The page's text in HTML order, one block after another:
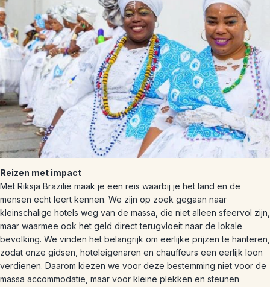
Reizen met impact
Met Riksja Brazilië maak je een reis waarbij je het land en de
mensen echt leert kennen. We zijn op zoek gegaan naar
kleinschalige hotels weg van de massa, die niet alleen sfeervol zijn,
maar waarmee ook het geld direct terugvloeit naar de lokale
bevolking. We vinden het belangrijk om eerlijke prijzen te hanteren,
zodat onze gidsen, hoteleigenaren en chauffeurs een eerlijk loon
verdienen. Daarom kiezen we voor deze bestemming niet voor de
massa accommodatie, maar voor kleine plekken en steunen